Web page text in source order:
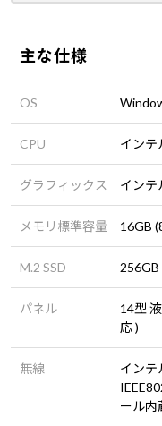
主な仕様
OS
CPU インテ
グラフィックス イン
メモリ標準容量 16GB
M.2 SSD 256GB
パネル
14型
応 )
無線
インテ
ール内